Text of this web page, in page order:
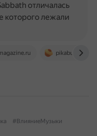
pikabu.ru
отличалась
которого лежали
#ВлияниеМузыки